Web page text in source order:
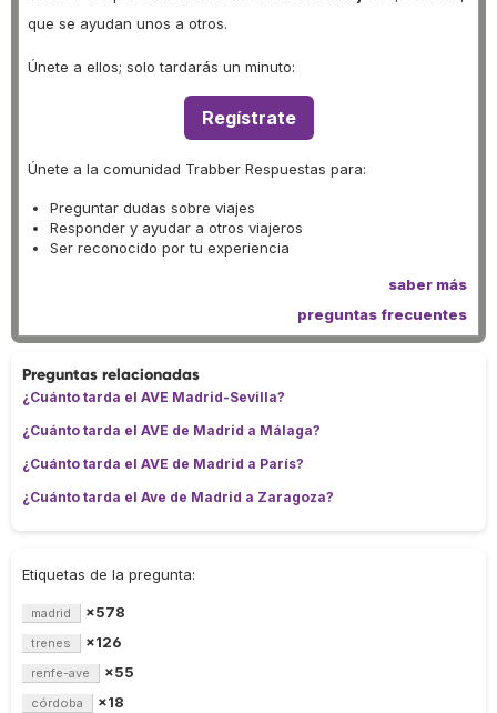
que se ayudan unos a otros.
Únete a ellos; solo tardarás un minuto:
Regístrate
Únete a la comunidad Trabber Respuestas para:
Preguntar dudas sobre viajes
Responder y ayudar a otros viajeros
Ser reconocido por tu experiencia
saber más
preguntas frecuentes
Preguntas relacionadas
¿Cuánto tarda el AVE Madrid-Sevilla?
¿Cuánto tarda el AVE de Madrid a Málaga?
¿Cuánto tarda el AVE de Madrid a París?
¿Cuánto tarda el Ave de Madrid a Zaragoza?
Etiquetas de la pregunta:
madrid ×578
trenes ×126
renfe-ave ×55
córdoba ×18